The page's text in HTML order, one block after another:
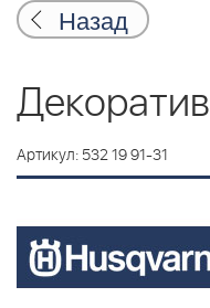
Назад
Артикул: 532 19 91-31